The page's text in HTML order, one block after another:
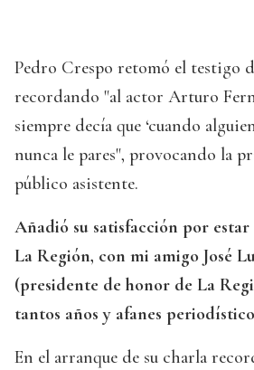
Pedro Crespo retomó el testigo
recordando "al actor Arturo
siempre decía que ‘cuando
nunca le pares", provocando la
público asistente.
Añadió su satisfacción por estar
La Región, con mi amigo José
(presidente de honor de La
tantos años y afanes
En el arranque de su charla